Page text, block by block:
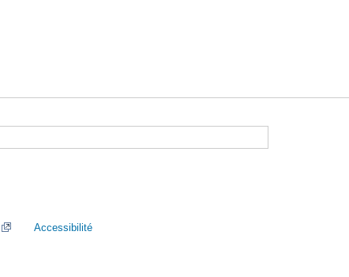
Accessibilité